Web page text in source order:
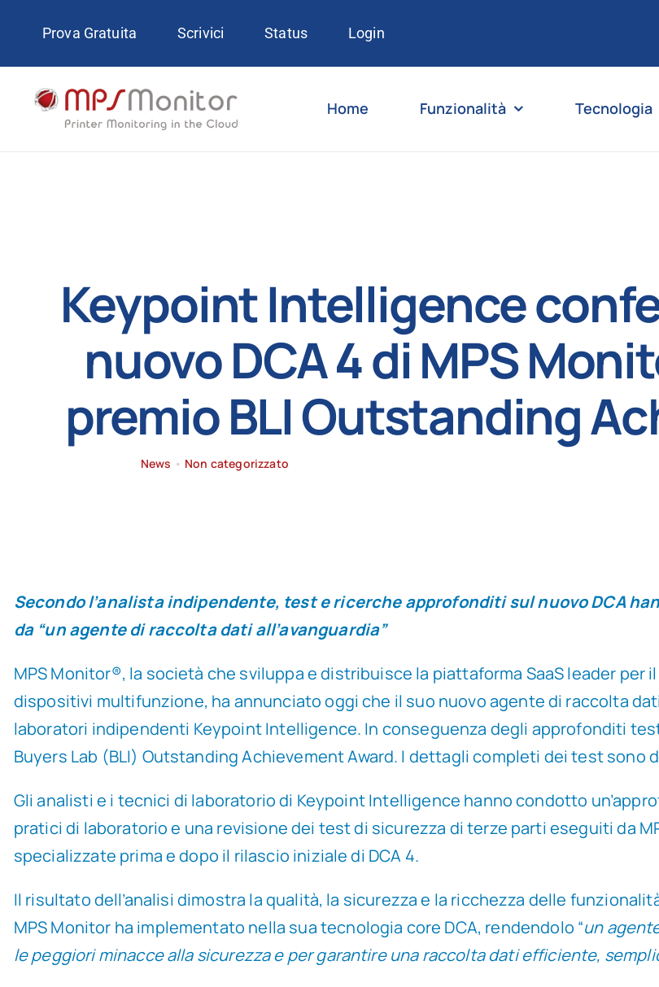
content
Prova Gratuita Scrivici Status Login
Home Funzionalità Tecnologia
Keypoint Intelligence
nuovo DCA 4 di MPS
premio BLI Outstanding
News • Non categorizzato
Secondo l’analista indipendente, test e ricerche approfonditi sul nuovo DCA
da “un agente di raccolta dati all’avanguardia”
MPS Monitor®, la società che sviluppa e distribuisce la piattaforma SaaS leader
dispositivi multifunzione, ha annunciato oggi che il suo nuovo agente di raccolta
laboratori indipendenti Keypoint Intelligence. In conseguenza degli approfonditi
Buyers Lab (BLI) Outstanding Achievement Award. I dettagli completi dei test
Gli analisti e i tecnici di laboratorio di Keypoint Intelligence hanno condotto
pratici di laboratorio e una revisione dei test di sicurezza di terze parti eseguiti da
specializzate prima e dopo il rilascio iniziale di DCA 4.
Il risultato dell’analisi dimostra la qualità, la sicurezza e la ricchezza delle
MPS Monitor ha implementato nella sua tecnologia core DCA, rendendolo “un
le peggiori minacce alla sicurezza e per garantire una raccolta dati efficiente,